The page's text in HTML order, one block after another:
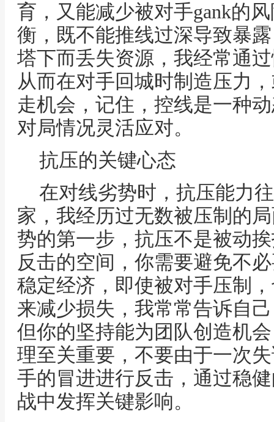
育，又能减少被对手gank的
衡，既不能推线过深导致暴
塔下而丢失资源，我经常通
从而在对手回城时制造压力
走机会，记住，控线是一种
对局情况灵活应对。
抗压的关键心态
在对线劣势时，抗压能力
家，我经历过无数被压制的
势的第一步，抗压不是被动
反击的空间，你需要避免不
稳定经济，即使被对手压制
来减少损失，我常常告诉自
但你的坚持能为团队创造机
理至关重要，不要由于一次
手的冒进进行反击，通过稳
战中发挥关键影响。